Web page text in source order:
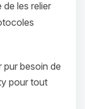
les relier
pur besoin de
pour tout